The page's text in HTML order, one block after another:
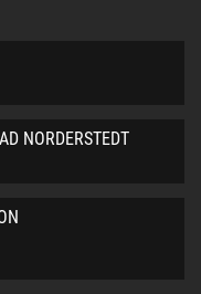
NORDERSTEDT